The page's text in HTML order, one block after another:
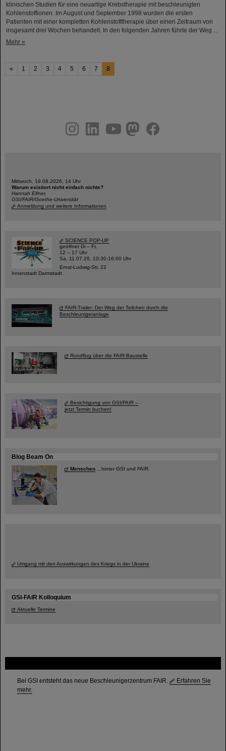
Bei GSI entsteht das neue Beschleunigerzentrum FAIR.
Erfahren Sie
mehr.
klinischen Studien für eine neuartige Krebstherapie mit beschleunigten
Kohlenstoffionen. Im August und September 1998 wurden die ersten
Patienten mit einer kompletten Kohlenstofftherapie über einen Zeitraum von
insgesamt drei Wochen behandelt. In den folgenden Jahren führte der Weg ...
Mehr »
« 1 2 3 4 5 6 7 8
youtubehelmholtz.socialfacebook
Mittwoch, 19.08.2026, 14 Uhr
Warum existiert nicht einfach nichts?
Hannah Elfner,
GSI/FAIR/Goethe-Universität
Anmeldung und weitere Informationen
SCIENCE POP-UP
geöffnet Di – Fr,
12 – 17 Uhr
Sa, 11.07.26, 10:30-16:00 Uhr
Ernst-Ludwig-Str. 22
Innenstadt Darmstadt
FAIR-Trailer: Der Weg der Teilchen durch die
Beschleunigeranlage
Rundflug über die FAIR-Baustelle
Besichtigung von GSI/FAIR –
jetzt Termin buchen!
Blog Beam On
Menschen ...hinter GSI und FAIR.
Umgang mit den Auswirkungen des Kriegs in der Ukraine
GSI-FAIR Kolloquium
Aktuelle Termine